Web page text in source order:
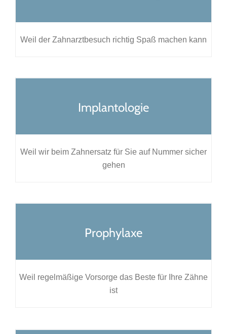
Weil der Zahnarztbesuch richtig Spaß machen kann
Implantologie
Weil wir beim Zahnersatz für Sie auf Nummer sicher
gehen
Prophylaxe
Weil regelmäßige Vorsorge das Beste für Ihre Zähne
ist